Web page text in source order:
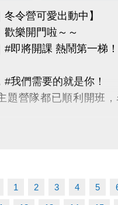
冬令營可愛出動中】
歡樂開門啦～～
即將開課 熱鬧第一梯！
我們需要的就是你！
題營隊都已順利開班
開課，只差幾位小小探
「薇薇」一起勇闖雪樂園
忘的冬日回憶吧～
1 2 3 4 5